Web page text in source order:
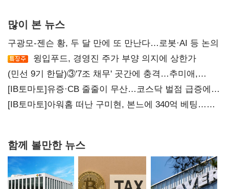
많이 본 뉴스
구광모-젠슨 황, 두 달 만에 또 만난다…로봇·AI 등 논의
윙입푸드, 경영진 주가 부양 의지에 상한가
(민선 9기 한달)③'7조 채무' 곳간에 충격…추미애,
20년만에 '비상재정' 선언 승부수
[IB토마토]유증·CB 줄줄이 무산…코스닥 벌점 급증에
상폐 압박
[IB토마토]아워홈 떠난 구미현, 본느에 340억 베팅…
함께 볼만한 뉴스